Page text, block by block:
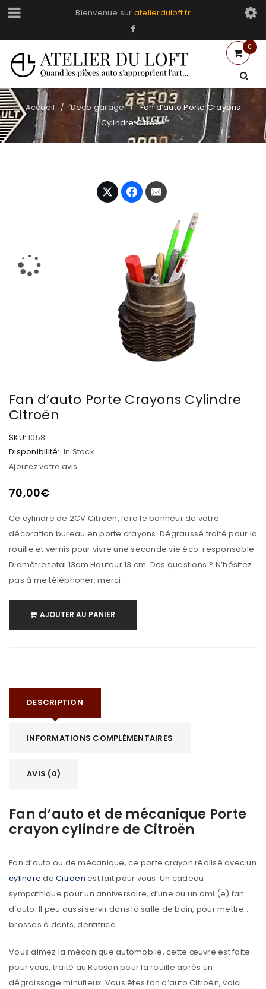
Bienvenue sur atelierduloft.fr
0
Accueil / Deco garage /
Fan d’auto Porte Crayons
Cylindre Citroën
Fan d’auto Porte Crayons Cylindre
Citroën
SKU: 1058
Disponibilité: In Stock
Ajoutez votre avis
70,00€
Ce cylindre de 2CV Citroën, fera le bonheur de votre
décoration bureau en porte crayons. Dégraussé traité pour la
rouille et vernis pour vivre une seconde vie éco-responsable.
Diamètre total 13cm Hauteur 13 cm. Des questions ? N’hésitez
pas à me téléphoner, merci.
AJOUTER AU PANIER
DESCRIPTION
INFORMATIONS COMPLÉMENTAIRES
AVIS (0)
Fan d’auto et de mécanique Porte
crayon cylindre de Citroën
Fan d’auto ou de mécanique, ce porte crayon réalisé avec un
cylindre de Citroën est fait pour vous. Un cadeau
sympathique pour un anniversaire, d’une ou un ami (e) fan
d’auto. Il peu aussi servir dans la salle de bain, pour mettre :
brosses à dents, dentifrice….
Vous aimez la mécanique automobile, cette œuvre est faite
pour vous, traité au Rubson pour la rouille après un
dégraissage minutieux. Vous êtes fan d’auto Citroën, voici